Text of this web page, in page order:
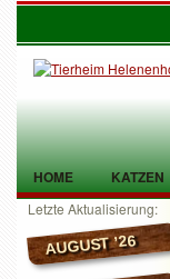
HOME KATZEN
TIER GEFUNDEN
Letzte Aktualisierung:
AUGUST ’26